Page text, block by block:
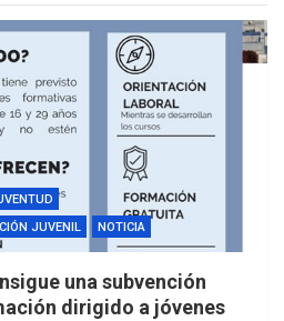
JUVENIL
NOTICIA
una subvención
dirigido a jóvenes